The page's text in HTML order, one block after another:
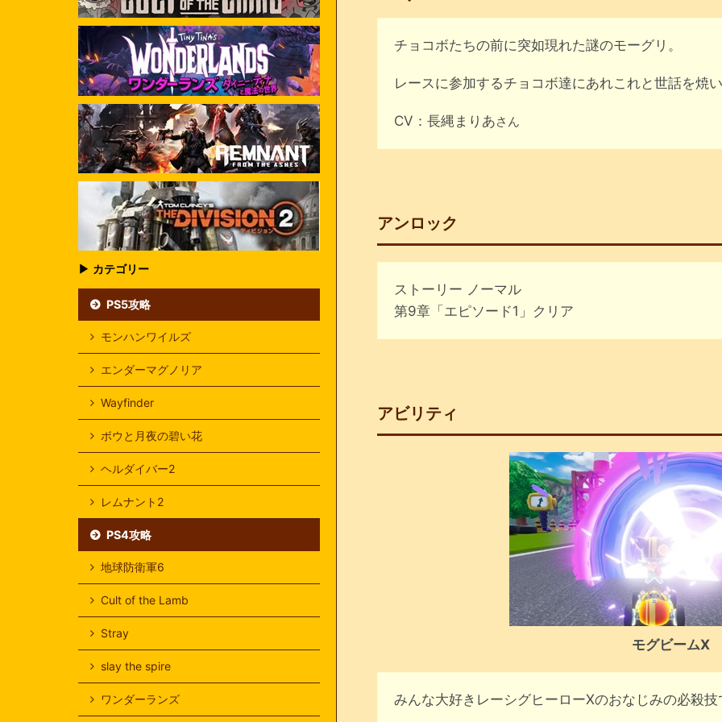
チョコボたちの前に突如現れた謎のモーグリ。
レースに参加するチョコボ達にあれこれと世話を焼い
CV：長縄まりあさん
アンロック
ストーリー ノーマル
第9章「エピソード1」クリア
アビリティ
モグビームX
みんな大好きレーシグヒーローXのおなじみの必殺技
▶ カテゴリー
PS5攻略
モンハンワイルズ
エンダーマグノリア
Wayfinder
ボウと月夜の碧い花
ヘルダイバー2
レムナント2
PS4攻略
地球防衛軍6
Cult of the Lamb
Stray
slay the spire
ワンダーランズ